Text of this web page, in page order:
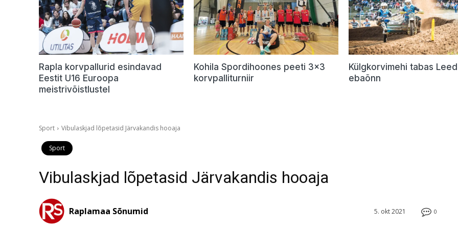
Rapla korvpallurid esindavad
Eestit U16 Euroopa
meistrivõistlustel
Kohila Spordihoones peeti 3×3
korvpalliturniir
Külgkorvimehi tabas
ebaõnn